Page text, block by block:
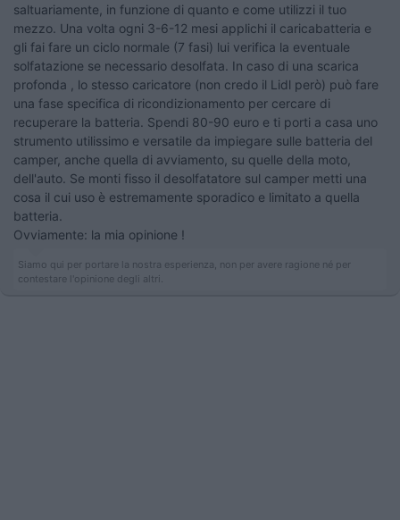
saltuariamente, in funzione di quanto e come utilizzi il tuo
mezzo. Una volta ogni 3-6-12 mesi applichi il caricabatteria e
gli fai fare un ciclo normale (7 fasi) lui verifica la eventuale
solfatazione se necessario desolfata. In caso di una scarica
profonda , lo stesso caricatore (non credo il Lidl però) può fare
una fase specifica di ricondizionamento per cercare di
recuperare la batteria. Spendi 80-90 euro e ti porti a casa uno
strumento utilissimo e versatile da impiegare sulle batteria del
camper, anche quella di avviamento, su quelle della moto,
dell'auto. Se monti fisso il desolfatatore sul camper metti una
cosa il cui uso è estremamente sporadico e limitato a quella
batteria.
Ovviamente: la mia opinione !
Siamo qui per portare la nostra esperienza, non per avere ragione né per
contestare l'opinione degli altri.